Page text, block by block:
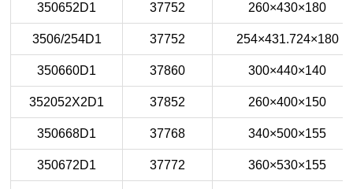
350652D1 37752 260×430×180
3506/254D1 37752 254×431.724×180
350660D1 37860 300×440×140
352052X2D1 37852 260×400×150
350668D1 37768 340×500×155
350672D1 37772 360×530×155